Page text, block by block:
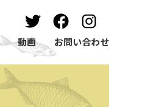
動画 お問い合わせ